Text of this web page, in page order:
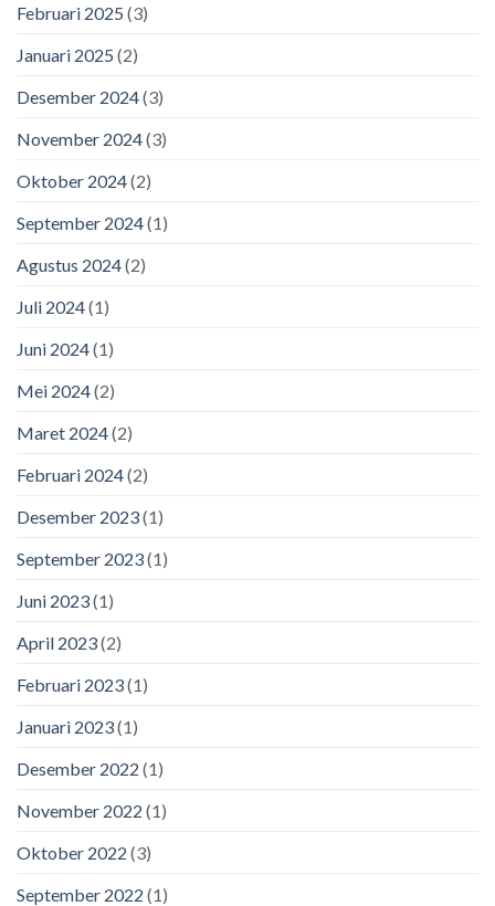
Februari 2025 (3)
Januari 2025 (2)
Desember 2024(3)
November 2024(3)
Oktober 2024(2)
September 2024(1)
Agustus 2024(2)
Juli 2024(1)
Juni 2024(1)
Mei 2024(2)
Maret 2024(2)
Februari 2024(2)
Desember 2023(1)
September 2023(1)
Juni 2023(1)
April 2023(2)
Februari 2023(1)
Januari 2023(1)
Desember 2022 (1)
November 2022 (1)
Oktober 2022 (3)
September 2022 (1)